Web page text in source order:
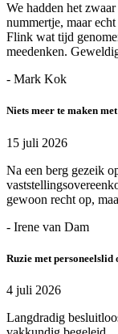
We hadden het
nummertje, maar
Flink wat tijd
meedenken.
- Mark Kok
Niets meer te maken
15 juli 2026
Na een berg gezeik
gewoon recht op,
- Irene van Dam
Ruzie met personeelslid
4 juli 2026
Langdradig